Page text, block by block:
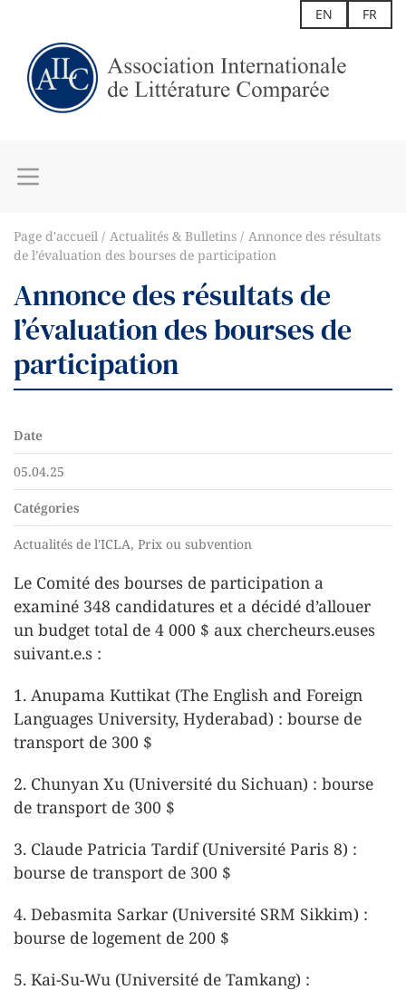
EN FR
Page d'accueil Actualités & Bulletins
Annonce des résultats
de l’évaluation des bourses de participation
Annonce des résultats de
l’évaluation des bourses de
participation
Date
05.04.25
Catégories
Actualités de l'ICLA, Prix ou subvention
Le Comité des bourses de participation a
examiné 348 candidatures et a décidé d’allouer
un budget total de 4 000 $ aux chercheurs.euses
suivant.e.s :
1. Anupama Kuttikat (The English and Foreign
Languages University, Hyderabad) : bourse de
transport de 300 $
2. Chunyan Xu (Université du Sichuan) : bourse
de transport de 300 $
3. Claude Patricia Tardif (Université Paris 8) :
bourse de transport de 300 $
4. Debasmita Sarkar (Université SRM Sikkim) :
bourse de logement de 200 $
5. Kai-Su-Wu (Université de Tamkang) :